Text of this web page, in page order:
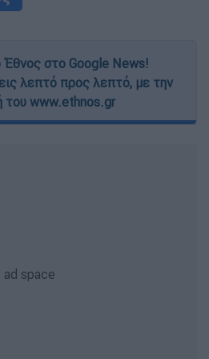
στο Google News!
λεπτό προς λεπτό, με την
του www.ethnos.gr